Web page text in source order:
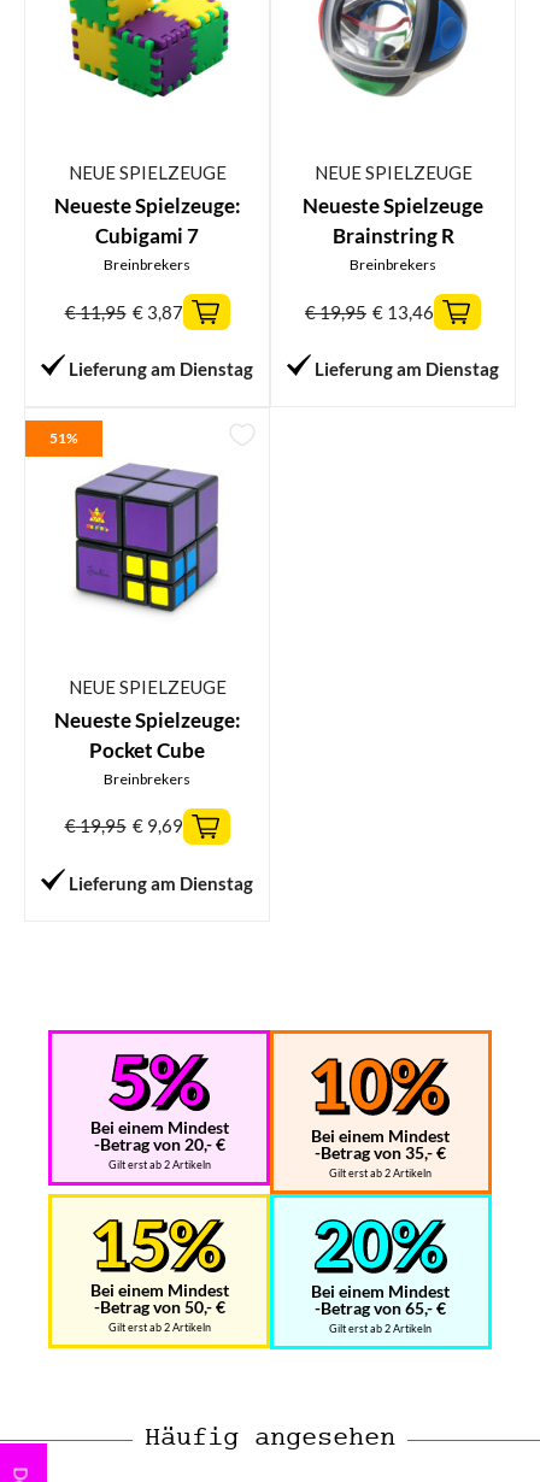
NEUE SPIELZEUGE
Neueste Spielzeuge:
Cubigami 7
Breinbrekers
€11,95 €3,87
Lieferung am Dienstag
NEUE SPIELZEUGE
Neueste Spielzeuge
Brainstring R
Breinbrekers
€19,95 € 13,46
Lieferung am Dienstag
51%
NEUE SPIELZEUGE
Neueste Spielzeuge:
Pocket Cube
Breinbrekers
€19,95 €9,69
Lieferung am Dienstag
Bei einem Mindest
-Betrag von 20,- €
Gilt erst ab 2 Artikeln
Bei einem Mindest
-Betrag von 35,- €
Gilt erst ab 2 Artikeln
Bei einem Mindest
-Betrag von 50,- €
Gilt erst ab 2 Artikeln
Bei einem Mindest
-Betrag von 65,- €
Gilt erst ab 2 Artikeln
Häufig angesehen